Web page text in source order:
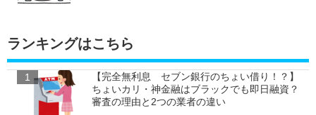
ランキングはこちら
【完全無利息 セブン銀行のちょい借り！？】
ちょいカリ・神金融はブラックでも即日融資？
審査の理由と2つの業者の違い